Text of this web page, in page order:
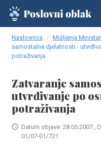
Naslovnica Mišljenja
samostalne djelatnosti -
potraživanja
Zatvaranje
utvrđivanje po
potraživanja
Datum objave: 28.05.2007.,
01/07-01/721